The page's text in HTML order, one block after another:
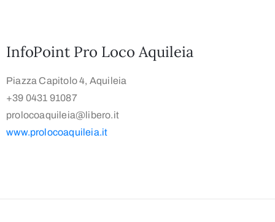
InfoPoint Pro Loco Aquileia
Piazza Capitolo 4, Aquileia
+39 0431 91087
prolocoaquileia@libero.it
www.prolocoaquileia.it